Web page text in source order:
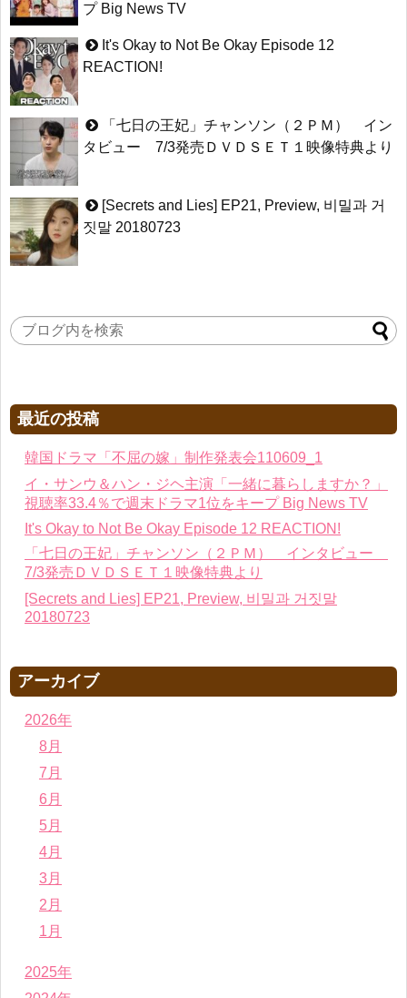
プ Big News TV
It's Okay to Not Be Okay Episode 12
REACTION!
「七日の王妃」チャンソン（２ＰＭ） イン
タビュー 7/3発売ＤＶＤＳＥＴ１映像特典より
[Secrets and Lies] EP21, Preview, 비밀과 거
짓말 20180723
最近の投稿
韓国ドラマ「不屈の嫁」制作発表会110609_1
イ・サンウ＆ハン・ジヘ主演「一緒に暮らしますか？」
視聴率33.4％で週末ドラマ1位をキープ Big News TV
It's Okay to Not Be Okay Episode 12 REACTION!
「七日の王妃」チャンソン（２ＰＭ） インタビュー
7/3発売ＤＶＤＳＥＴ１映像特典より
[Secrets and Lies] EP21, Preview, 비밀과 거짓말
20180723
アーカイブ
2026年
8月
7月
6月
5月
4月
3月
2月
1月
2025年